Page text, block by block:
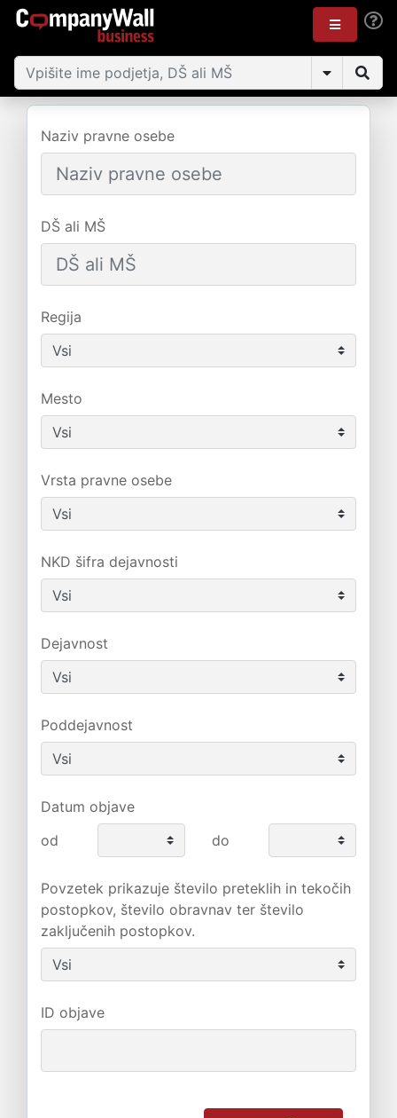
Naziv pravne osebe
DŠ ali MŠ
Regija
Mesto
Vrsta pravne osebe
NKD šifra dejavnosti
Dejavnost
Poddejavnost
Datum objave
od
do
Povzetek prikazuje število preteklih in tekočih
postopkov, število obravnav ter število
zaključenih postopkov.
ID objave